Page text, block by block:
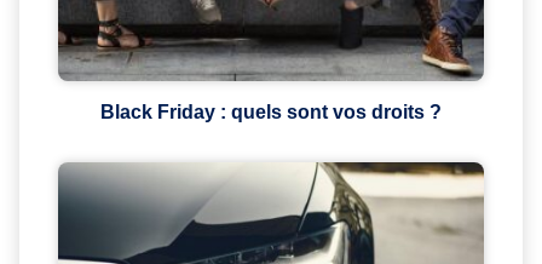
Black Friday : quels sont vos droits ?